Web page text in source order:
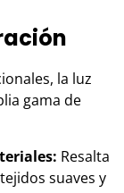
la luz
gama de
Resalta
suaves y